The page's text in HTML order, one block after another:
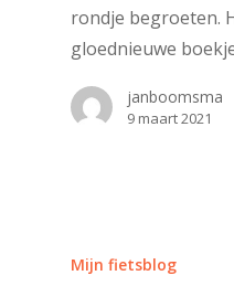
rondje begroeten.
gloednieuwe
janboomsma
9 maart 2021
Mijn fietsblog